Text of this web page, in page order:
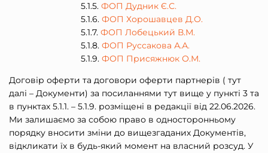
ФОП Дудник Є.С.
ФОП Хорошавцев Д.О.
ФОП Лобецький В.М.
ФОП Руссакова А.А.
ФОП Присяжнюк О.М.
Договір оферти та договори оферти партнерів ( тут
далі – Документи) за посиланнями тут вище у пункті 3 та
в пунктах 5.1.1. – 5.1.9. розміщені в редакції від 22.06.2026.
Ми залишаємо за собою право в односторонньому
порядку вносити зміни до вищезгаданих Документів,
відкликати їх в будь-який момент на власний розсуд. У